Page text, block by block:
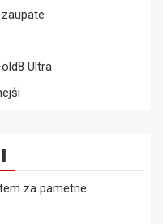
Ultra
za pametne